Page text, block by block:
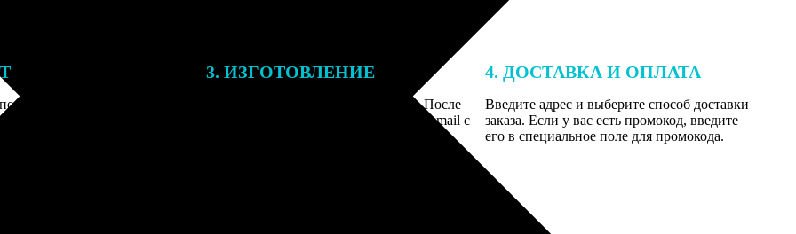
заказа к печати
могут связаться с Вами
телефону или email для
деталей.
3. ИЗГОТОВЛЕНИЕ
Оплатите заказ банковской картой. После
оплаты получите подтверждение на email с
описанием заказа. Когда отправим заказ
4. ДОСТАВКА И ОПЛАТА
Введите адрес и выберите способ доставки
заказа. Если у вас есть промокод, введите
его в специальное поле для промокода.